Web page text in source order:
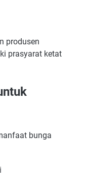
produsen
prasyarat ketat
bunga